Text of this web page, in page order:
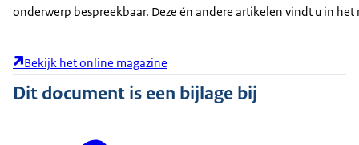
onderwerp bespreekbaar. Deze én andere artikelen vindt u in het
Bekijk het online magazine
Dit document is een bijlage bij